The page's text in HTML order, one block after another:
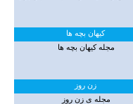
کیهان بچه ها
مجله کیهان بچه ها
زن روز
مجله ی زن روز